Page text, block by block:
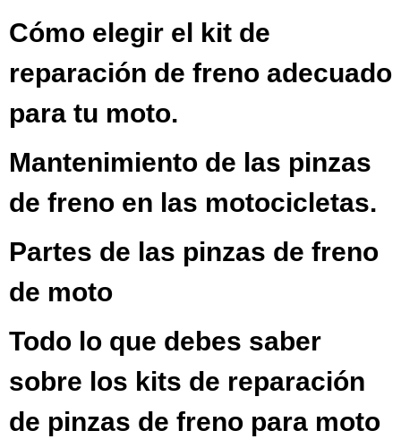
Cómo elegir el kit de
reparación de freno adecuado
para tu moto.
Mantenimiento de las pinzas
de freno en las motocicletas.
Partes de las pinzas de freno
de moto
Todo lo que debes saber
sobre los kits de reparación
de pinzas de freno para moto